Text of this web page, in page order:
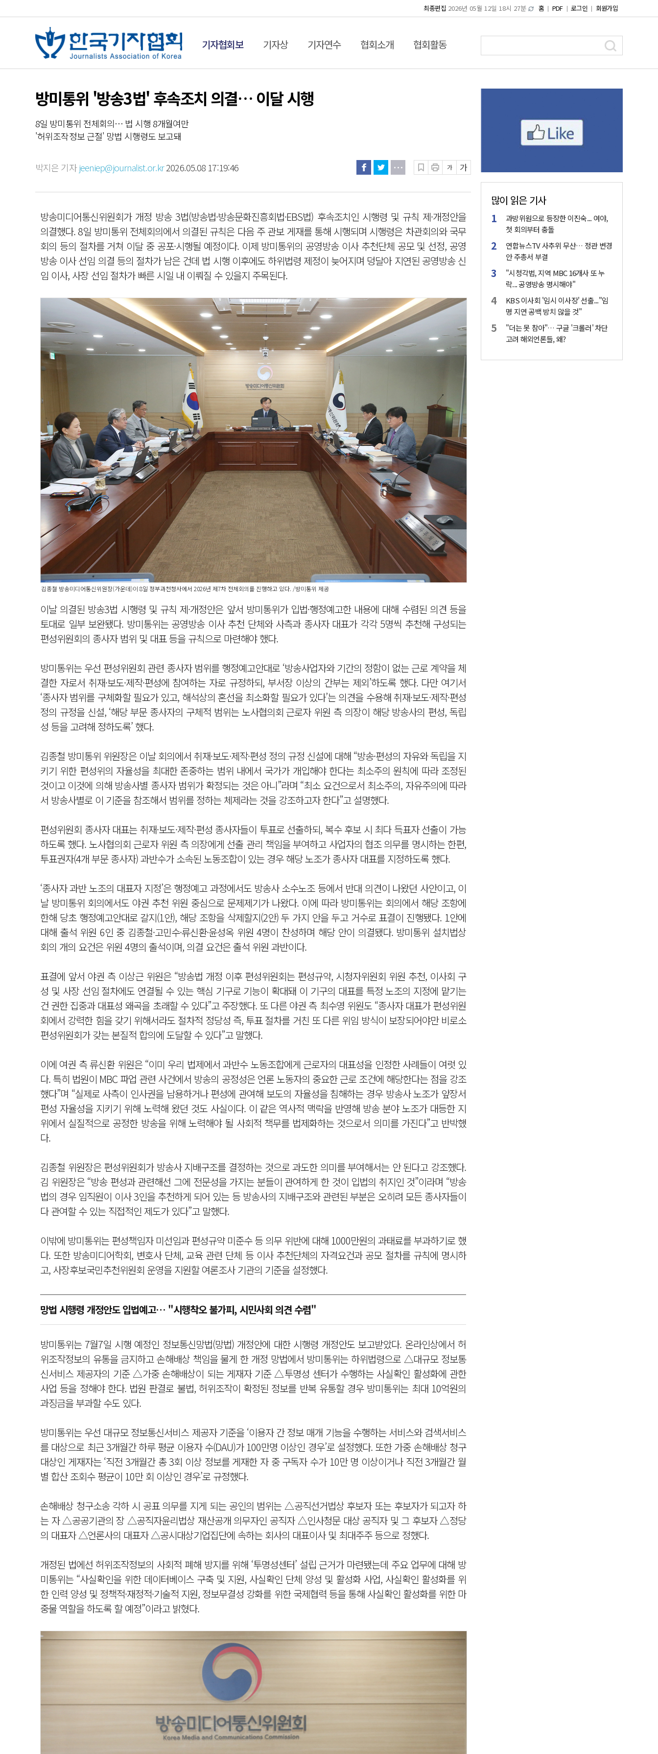
홈 PDF 로그인 회원가입
최종편집 2026년 05월 12일 18시 27분
기자협회보 기자상 기자연수 협회소개 협회활동
방미통위 '방송3법' 후속조치 의결… 이달 시행
8일 방미통위 전체회의… 법 시행 8개월여만
'허위조작정보 근절' 망법 시행령도 보고돼
박지은 기자 jeeniep@journalist.or.kr2026.05.08 17:19:46 가 가
방송미디어통신위원회가 개정 방송 3법(방송법·방송문화진흥회법·EBS법) 후속조치인 시행령 및 규칙 제·개정안을
의결했다. 8일 방미통위 전체회의에서 의결된 규칙은 다음 주 관보 게재를 통해 시행되며 시행령은 차관회의와 국무
회의 등의 절차를 거쳐 이달 중 공포·시행될 예정이다. 이제 방미통위의 공영방송 이사 추천단체 공모 및 선정, 공영
방송 이사 선임 의결 등의 절차가 남은 건데 법 시행 이후에도 하위법령 제정이 늦어지며 덩달아 지연된 공영방송 신
임 이사, 사장 선임 절차가 빠른 시일 내 이뤄질 수 있을지 주목된다.
김종철 방송미디어통신위원장(가운데)이 8일 정부과천청사에서 2026년 제7차 전체회의를 진행하고 있다. /방미통위 제공
이날 의결된 방송3법 시행령 및 규칙 제·개정안은 앞서 방미통위가 입법·행정예고한 내용에 대해 수렴된 의견 등을
토대로 일부 보완됐다. 방미통위는 공영방송 이사 추천 단체와 사측과 종사자 대표가 각각 5명씩 추천해 구성되는
편성위원회의 종사자 범위 및 대표 등을 규칙으로 마련해야 했다.
방미통위는 우선 편성위원회 관련 종사자 범위를 행정예고안대로 ‘방송사업자와 기간의 정함이 없는 근로 계약을 체
결한 자로서 취재·보도·제작·편성에 참여하는 자로 규정하되, 부서장 이상의 간부는 제외’하도록 했다. 다만 여기서
‘종사자 범위를 구체화할 필요가 있고, 해석상의 혼선을 최소화할 필요가 있다’는 의견을 수용해 취재·보도·제작·편성
정의 규정을 신설, ‘해당 부문 종사자의 구체적 범위는 노사협의회 근로자 위원 측 의장이 해당 방송사의 편성, 독립
성 등을 고려해 정하도록’ 했다.
김종철 방미통위 위원장은 이날 회의에서 취재·보도·제작·편성 정의 규정 신설에 대해 “방송·편성의 자유와 독립을 지
키기 위한 편성위의 자율성을 최대한 존중하는 범위 내에서 국가가 개입해야 한다는 최소주의 원칙에 따라 조정된
것이고 이것에 의해 방송사별 종사자 범위가 확정되는 것은 아니”라며 “최소 요건으로서 최소주의, 자유주의에 따라
서 방송사별로 이 기준을 참조해서 범위를 정하는 체제라는 것을 강조하고자 한다”고 설명했다.
편성위원회 종사자 대표는 취재·보도·제작·편성 종사자들이 투표로 선출하되, 복수 후보 시 최다 득표자 선출이 가능
하도록 했다. 노사협의회 근로자 위원 측 의장에게 선출 관리 책임을 부여하고 사업자의 협조 의무를 명시하는 한편,
투표권자(4개 부문 종사자) 과반수가 소속된 노동조합이 있는 경우 해당 노조가 종사자 대표를 지정하도록 했다.
‘종사자 과반 노조의 대표자 지정’은 행정예고 과정에서도 방송사 소수노조 등에서 반대 의견이 나왔던 사안이고, 이
날 방미통위 회의에서도 야권 추천 위원 중심으로 문제제기가 나왔다. 이에 따라 방미통위는 회의에서 해당 조항에
한해 당초 행정예고안대로 갈지(1안), 해당 조항을 삭제할지(2안) 두 가지 안을 두고 거수로 표결이 진행됐다. 1안에
대해 출석 위원 6인 중 김종철·고민수·류신환·윤성옥 위원 4명이 찬성하며 해당 안이 의결됐다. 방미통위 설치법상
회의 개의 요건은 위원 4명의 출석이며, 의결 요건은 출석 위원 과반이다.
표결에 앞서 야권 측 이상근 위원은 “방송법 개정 이후 편성위원회는 편성규약, 시청자위원회 위원 추천, 이사회 구
성 및 사장 선임 절차에도 연결될 수 있는 핵심 기구로 기능이 확대돼 이 기구의 대표를 특정 노조의 지정에 맡기는
건 권한 집중과 대표성 왜곡을 초래할 수 있다”고 주장했다. 또 다른 야권 측 최수영 위원도 “종사자 대표가 편성위원
회에서 강력한 힘을 갖기 위해서라도 절차적 정당성 즉, 투표 절차를 거친 또 다른 위임 방식이 보장되어야만 비로소
편성위원회가 갖는 본질적 합의에 도달할 수 있다”고 말했다.
이에 여권 측 류신환 위원은 “이미 우리 법제에서 과반수 노동조합에게 근로자의 대표성을 인정한 사례들이 여럿 있
다. 특히 법원이 MBC 파업 관련 사건에서 방송의 공정성은 언론 노동자의 중요한 근로 조건에 해당한다는 점을 강조
했다”며 “실제로 사측이 인사권을 남용하거나 편성에 관여해 보도의 자율성을 침해하는 경우 방송사 노조가 앞장서
편성 자율성을 지키기 위해 노력해 왔던 것도 사실이다. 이 같은 역사적 맥락을 반영해 방송 분야 노조가 대등한 지
위에서 실질적으로 공정한 방송을 위해 노력해야 될 사회적 책무를 법제화하는 것으로서 의미를 가진다”고 반박했
다.
김종철 위원장은 편성위원회가 방송사 지배구조를 결정하는 것으로 과도한 의미를 부여해서는 안 된다고 강조했다.
김 위원장은 “방송 편성과 관련해선 그에 전문성을 가지는 분들이 관여하게 한 것이 입법의 취지인 것”이라며 “방송
법의 경우 임직원이 이사 3인을 추천하게 되어 있는 등 방송사의 지배구조와 관련된 부분은 오히려 모든 종사자들이
다 관여할 수 있는 직접적인 제도가 있다”고 말했다.
이밖에 방미통위는 편성책임자 미선임과 편성규약 미준수 등 의무 위반에 대해 1000만원의 과태료를 부과하기로 했
다. 또한 방송미디어학회, 변호사 단체, 교육 관련 단체 등 이사 추천단체의 자격요건과 공모 절차를 규칙에 명시하
고, 사장후보국민추천위원회 운영을 지원할 여론조사 기관의 기준을 설정했다.
망법 시행령 개정안도 입법예고… "시행착오 불가피, 시민사회 의견 수렴"
방미통위는 7월7일 시행 예정인 정보통신망법(망법) 개정안에 대한 시행령 개정안도 보고받았다. 온라인상에서 허
위조작정보의 유통을 금지하고 손해배상 책임을 물게 한 개정 망법에서 방미통위는 하위법령으로 △대규모 정보통
신서비스 제공자의 기준 △가중 손해배상이 되는 게재자 기준 △투명성 센터가 수행하는 사실확인 활성화에 관한
사업 등을 정해야 한다. 법원 판결로 불법, 허위조작이 확정된 정보를 반복 유통할 경우 방미통위는 최대 10억원의
과징금을 부과할 수도 있다.
방미통위는 우선 대규모 정보통신서비스 제공자 기준을 ‘이용자 간 정보 매개 기능을 수행하는 서비스와 검색서비스
를 대상으로 최근 3개월간 하루 평균 이용자 수(DAU)가 100만명 이상인 경우’로 설정했다. 또한 가중 손해배상 청구
대상인 게재자는 ‘직전 3개월간 총 3회 이상 정보를 게재한 자 중 구독자 수가 10만 명 이상이거나 직전 3개월간 월
별 합산 조회수 평균이 10만 회 이상인 경우’로 규정했다.
손해배상 청구소송 각하 시 공표 의무를 지게 되는 공인의 범위는 △공직선거법상 후보자 또는 후보자가 되고자 하
는 자 △공공기관의 장 △공직자윤리법상 재산공개 의무자인 공직자 △인사청문 대상 공직자 및 그 후보자 △정당
의 대표자 △언론사의 대표자 △공시대상기업집단에 속하는 회사의 대표이사 및 최대주주 등으로 정했다.
개정된 법에선 허위조작정보의 사회적 폐해 방지를 위해 ‘투명성센터’ 설립 근거가 마련됐는데 주요 업무에 대해 방
미통위는 “사실확인을 위한 데이터베이스 구축 및 지원, 사실확인 단체 양성 및 활성화 사업, 사실확인 활성화를 위
한 인력 양성 및 정책적·재정적·기술적 지원, 정보무결성 강화를 위한 국제협력 등을 통해 사실확인 활성화를 위한 마
중물 역할을 하도록 할 예정”이라고 밝혔다.
많이 읽은 기사
과방위원으로 등장한 이진숙... 여야,
첫 회의부터 충돌
연합뉴스TV 사추위 무산… 정관 변경
안 주총서 부결
"시청각법, 지역 MBC 16개사 또 누
락... 공영방송 명시해야"
KBS 이사회 '임시 이사장' 선출..."임
명 지연 공백 방치 않을 것"
"더는 못 참아"… 구글 '크롤러' 차단
고려 해외언론들, 왜?